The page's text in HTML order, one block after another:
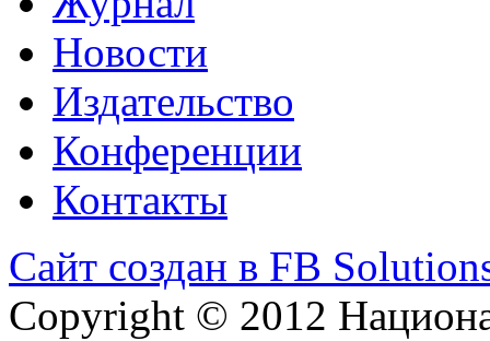
Новости
Издательство
Конференции
Контакты
Сайт создан в FB
Copyright © 2012